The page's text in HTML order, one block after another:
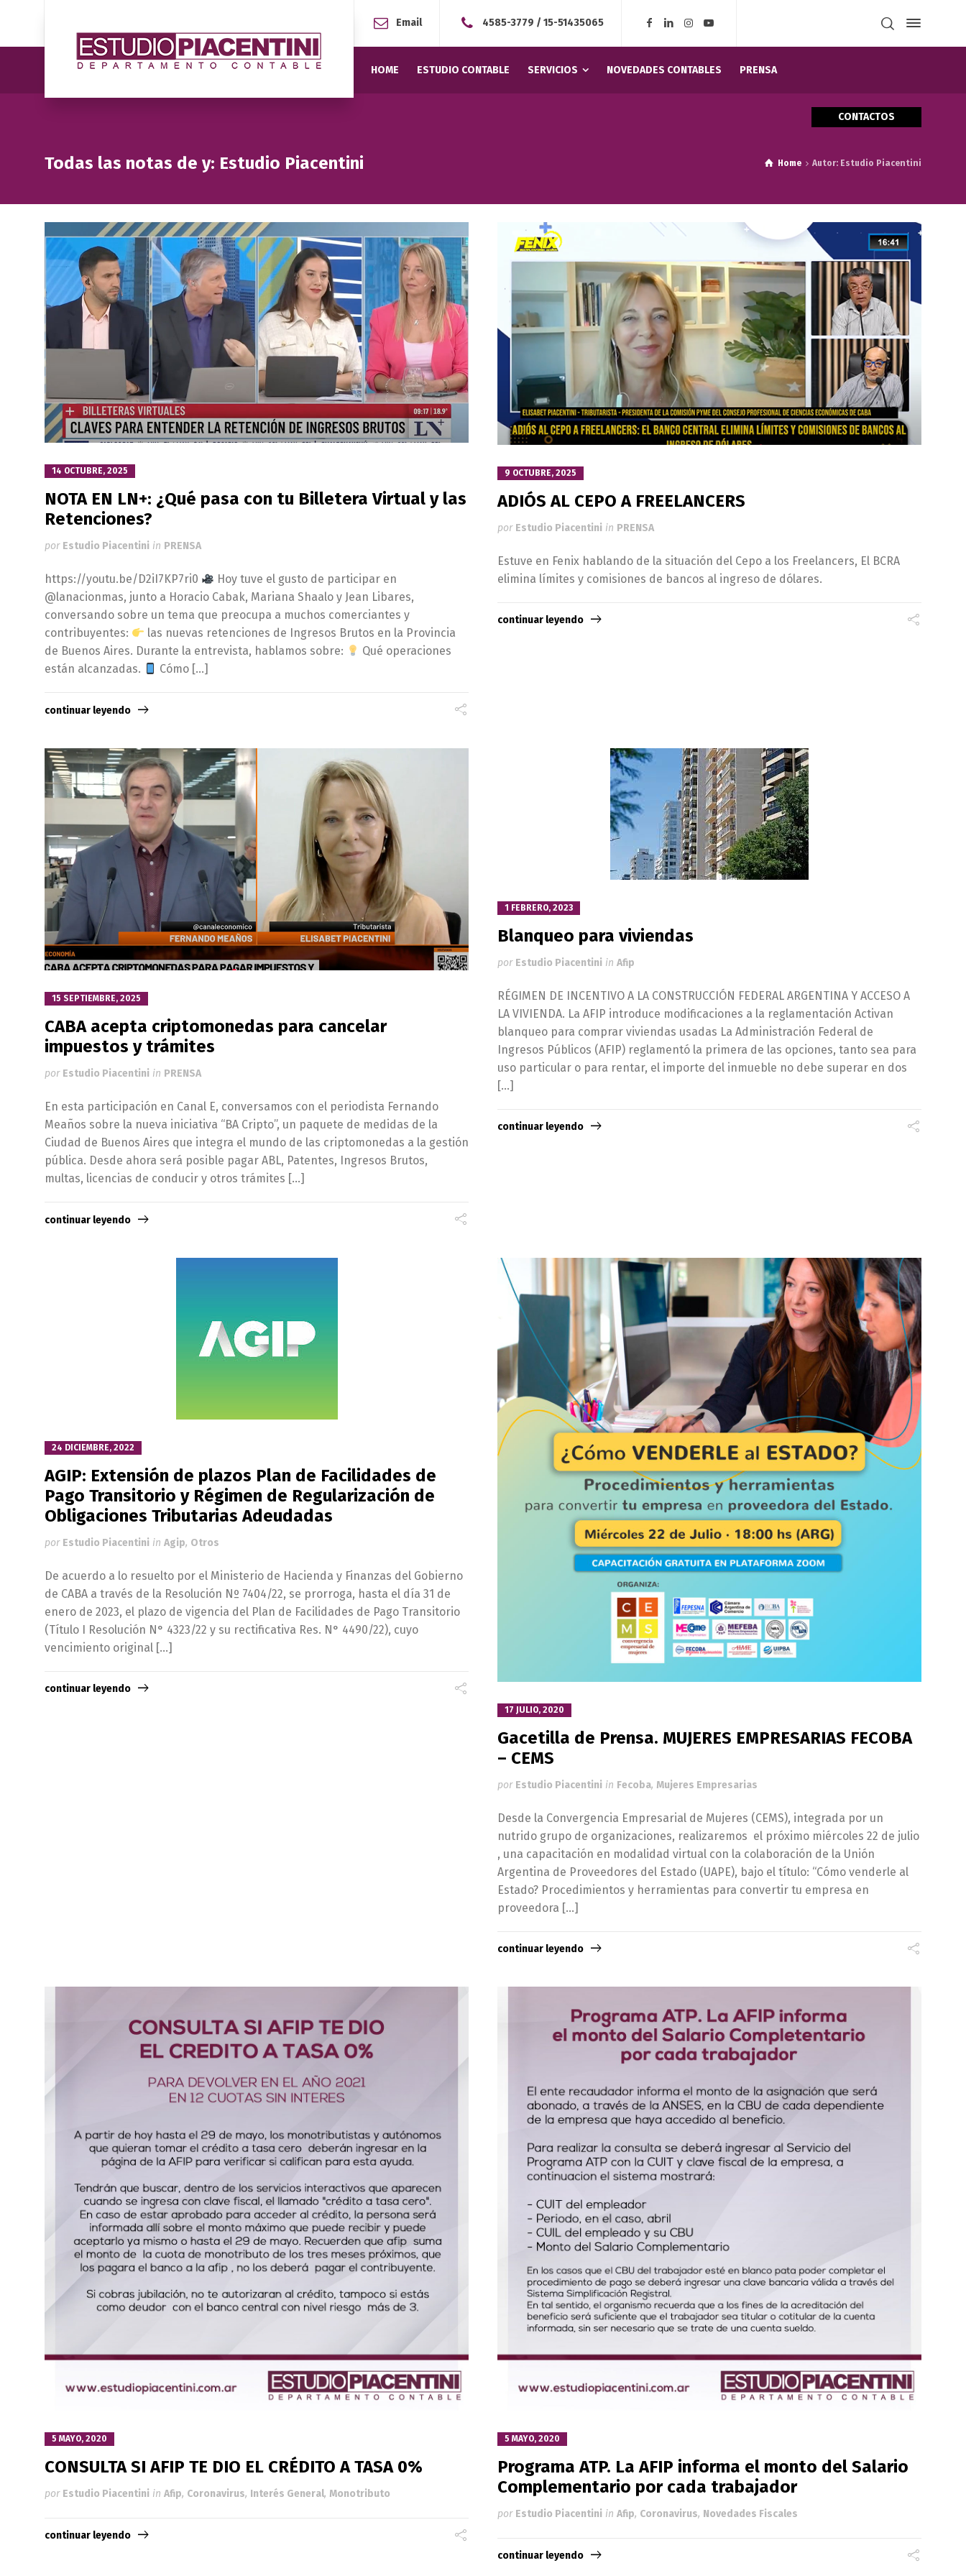
Email 4585-3779 /15-51435065
HOME ESTUDIO CONTABLE SERVICIOS NOVEDADES CONTABLES PRENSA
CONTACTOS
Todas las notas de y: Estudio Piacentini Home Autor: Estudio Piacentini
14 OCTUBRE, 2025
NOTA EN LN+: ¿Qué pasa con tu Billetera Virtual y las
Retenciones?
por Estudio Piacentini in PRENSA
https://youtu.be/D2iI7KP7ri0
Hoy tuve el gusto de participar en
@lanacionmas, junto a Horacio Cabak, Mariana Shaalo y Jean Libares,
conversando sobre un tema que preocupa a muchos comerciantes y
contribuyentes:
las nuevas retenciones de Ingresos Brutos en la Provincia
de Buenos Aires. Durante la entrevista, hablamos sobre:
Qué operaciones
están alcanzadas.
Cómo […]
continuar leyendo
9 OCTUBRE, 2025
ADIÓS AL CEPO A FREELANCERS
por Estudio Piacentini in PRENSA
Estuve en Fenix hablando de la situación del Cepo a los Freelancers, El BCRA
elimina límites y comisiones de bancos al ingreso de dólares.
continuar leyendo
15 SEPTIEMBRE, 2025
CABA acepta criptomonedas para cancelar
impuestos y trámites
por Estudio Piacentini in PRENSA
En esta participación en Canal E, conversamos con el periodista Fernando
Meaños sobre la nueva iniciativa “BA Cripto”, un paquete de medidas de la
Ciudad de Buenos Aires que integra el mundo de las criptomonedas a la gestión
pública. Desde ahora será posible pagar ABL, Patentes, Ingresos Brutos,
multas, licencias de conducir y otros trámites […]
continuar leyendo
1 FEBRERO, 2023
Blanqueo para viviendas
por Estudio Piacentini in Afip
RÉGIMEN DE INCENTIVO A LA CONSTRUCCIÓN FEDERAL ARGENTINA Y ACCESO A
LA VIVIENDA. La AFIP introduce modificaciones a la reglamentación Activan
blanqueo para comprar viviendas usadas La Administración Federal de
Ingresos Públicos (AFIP) reglamentó la primera de las opciones, tanto sea para
uso particular o para rentar, el importe del inmueble no debe superar en dos
[…]
continuar leyendo
24 DICIEMBRE, 2022
AGIP: Extensión de plazos Plan de Facilidades de
Pago Transitorio y Régimen de Regularización de
Obligaciones Tributarias Adeudadas
por Estudio Piacentini in Agip, Otros
De acuerdo a lo resuelto por el Ministerio de Hacienda y Finanzas del Gobierno
de CABA a través de la Resolución Nº 7404/22, se prorroga, hasta el día 31 de
enero de 2023, el plazo de vigencia del Plan de Facilidades de Pago Transitorio
(Título I Resolución N° 4323/22 y su rectificativa Res. N° 4490/22), cuyo
vencimiento original […]
continuar leyendo
17 JULIO, 2020
Gacetilla de Prensa. MUJERES EMPRESARIAS FECOBA
– CEMS
por Estudio Piacentini in Fecoba, Mujeres Empresarias
Desde la Convergencia Empresarial de Mujeres (CEMS), integrada por un
nutrido grupo de organizaciones, realizaremos el próximo miércoles 22 de julio
, una capacitación en modalidad virtual con la colaboración de la Unión
Argentina de Proveedores del Estado (UAPE), bajo el título: “Cómo venderle al
Estado? Procedimientos y herramientas para convertir tu empresa en
proveedora […]
continuar leyendo
5 MAYO, 2020
CONSULTA SI AFIP TE DIO EL CRÉDITO A TASA 0%
por Estudio Piacentini in Afip, Coronavirus, Interés General, Monotributo
continuar leyendo
5 MAYO, 2020
Programa ATP. La AFIP informa el monto del Salario
Complementario por cada trabajador
por Estudio Piacentini in Afip, Coronavirus, Novedades Fiscales
continuar leyendo